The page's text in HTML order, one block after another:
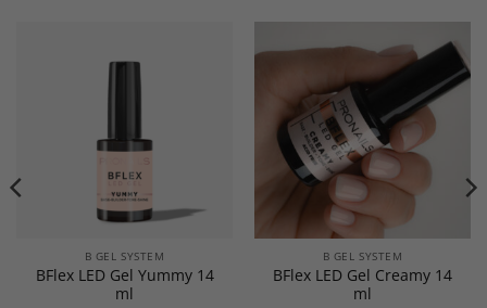
B GEL SYSTEM
BFlex LED Gel Yummy 14
ml
B GEL SYSTEM
BFlex LED Gel Creamy 14
ml